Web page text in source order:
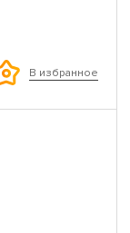
В избранное